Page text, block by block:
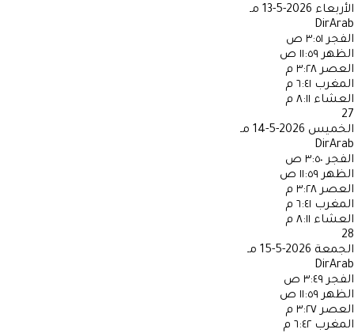
الأربعاء 2026-5-13 مـ
DirArab
الفجر ٣:٥١ ص
الظهر ١١:٥٩ ص
العصر ٣:٢٨ م
المغرب ٦:٤١ م
العشاء ٨:١١ م
27
الخميس 2026-5-14 مـ
DirArab
الفجر ٣:٥٠ ص
الظهر ١١:٥٩ ص
العصر ٣:٢٨ م
المغرب ٦:٤١ م
العشاء ٨:١١ م
28
الجمعة 2026-5-15 مـ
DirArab
الفجر ٣:٤٩ ص
الظهر ١١:٥٩ ص
العصر ٣:٢٧ م
المغرب ٦:٤٢ م